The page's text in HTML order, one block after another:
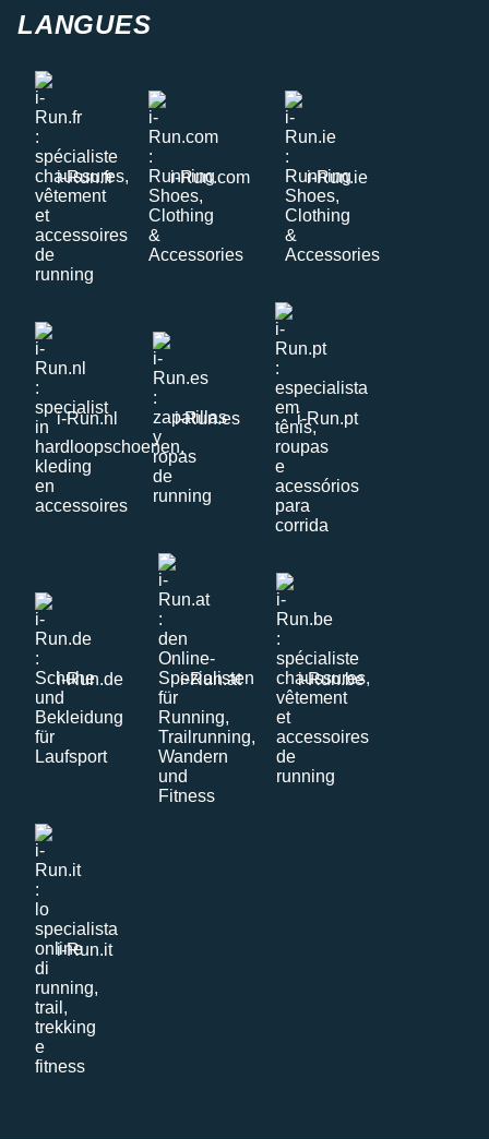
LANGUES
i-Run.fr i-Run.com i-Run.ie
i-Run.nl i-Run.es i-Run.pt
i-Run.de i-Run.at i-Run.be
i-Run.it